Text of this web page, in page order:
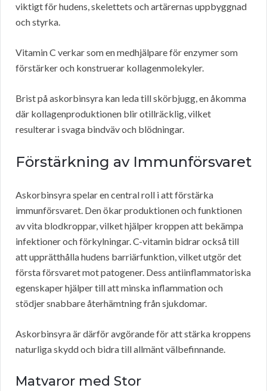
viktigt för hudens, skelettets och artärernas uppbyggnad
och styrka.
Vitamin C verkar som en medhjälpare för enzymer som
förstärker och konstruerar kollagenmolekyler.
Brist på askorbinsyra kan leda till skörbjugg, en åkomma
där kollagenproduktionen blir otillräcklig, vilket
resulterar i svaga bindväv och blödningar.
Förstärkning av Immunförsvaret
Askorbinsyra spelar en central roll i att förstärka
immunförsvaret. Den ökar produktionen och funktionen
av vita blodkroppar, vilket hjälper kroppen att bekämpa
infektioner och förkylningar. C-vitamin bidrar också till
att upprätthålla hudens barriärfunktion, vilket utgör det
första försvaret mot patogener. Dess antiinflammatoriska
egenskaper hjälper till att minska inflammation och
stödjer snabbare återhämtning från sjukdomar.
Askorbinsyra är därför avgörande för att stärka kroppens
naturliga skydd och bidra till allmänt välbefinnande.
Matvaror med Stor